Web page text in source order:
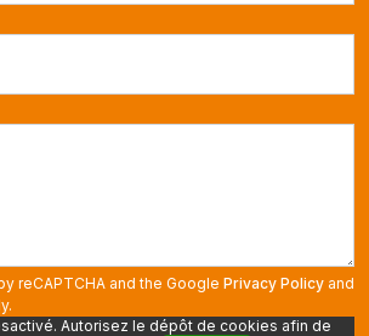
reCAPTCHA and the Google Privacy Policy and
Autorisez le dépôt de cookies afin de